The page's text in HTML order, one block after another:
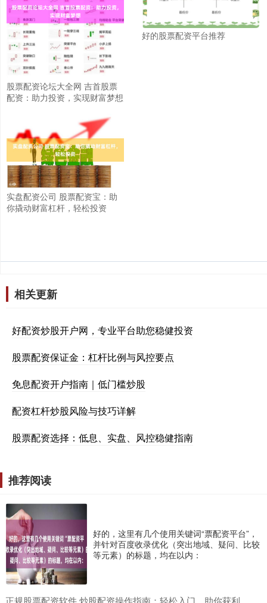
股票配资论坛大全网 吉首股票
配资：助力投资，实现财富梦想
好的股票配资平台推荐
实盘配资公司 股票配资宝：助
你撬动财富杠杆，轻松投资
相关更新
好配资炒股开户网，专业平台助您稳健投资
股票配资保证金：杠杆比例与风控要点
免息配资开户指南｜低门槛炒股
配资杠杆炒股风险与技巧详解
股票配资选择：低息、实盘、风控稳健指南
推荐阅读
好的，这里有几个使用关键词“票配资平台”，
并针对百度收录优化（突出地域、疑问、比较
等元素）的标题，均在以内：
​正规股票配资软件 炒股配资操作指南：轻松入门，助你获利